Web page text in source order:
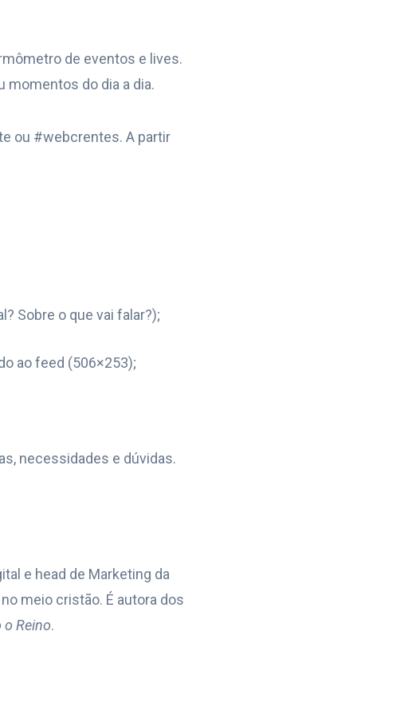
de eventos e lives.
do dia a dia.
ou #webcrentes. A partir
Sobre o que vai falar?);
ao feed (506×253);
necessidades e dúvidas.
e head de Marketing da
meio cristão. É autora dos
Reino.